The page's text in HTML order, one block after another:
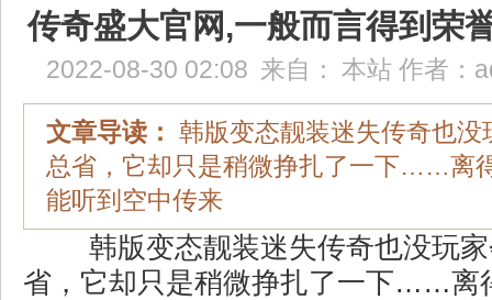
传奇盛大官网,一般而言得到荣
2022-08-30 02:08 来自： 本站 作者：
文章导读： 韩版变态靓装迷失传奇也没
总省，它却只是稍微挣扎了一下……离
能听到空中传来
韩版变态靓装迷失传奇也没玩
省，它却只是稍微挣扎了一下……离